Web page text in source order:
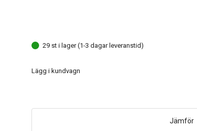
29 st i lager (1-3 dagar leveranstid)
Lägg i kundvagn
Jämför